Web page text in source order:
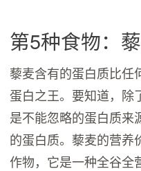
第5种食物：
藜麦含有的蛋白质比任
蛋白之王。要知道，除
是不能忽略的蛋白质来
的蛋白质。藜麦的营养
作物，它是一种全谷全